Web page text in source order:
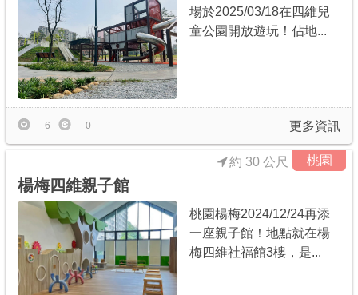
場於2025/03/18在四維兒
童公園開放遊玩！佔地...
更多資訊
6 0
桃園
楊梅四維親子館
約 30 公尺
桃園楊梅2024/12/24再添
一座親子館！地點就在楊
梅四維社福館3樓，是...